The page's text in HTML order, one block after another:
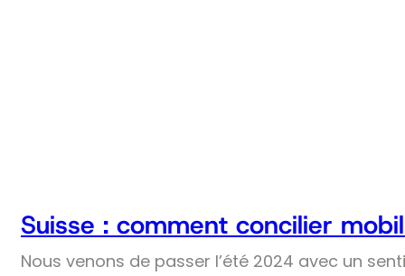
Suisse : comment concilier
Nous venons de passer l’été 2024 avec un